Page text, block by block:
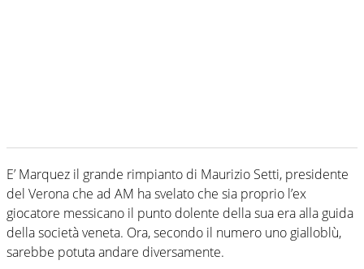
E’ Marquez il grande rimpianto di Maurizio Setti, presidente
del Verona che ad AM ha svelato che sia proprio l’ex
giocatore messicano il punto dolente della sua era alla guida
della società veneta. Ora, secondo il numero uno gialloblù,
sarebbe potuta andare diversamente.